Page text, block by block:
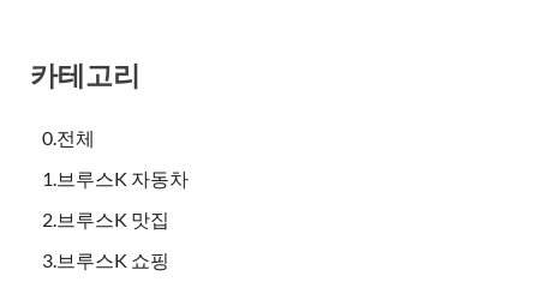
카테고리
0.전체
1.브루스K 자동차
2.브루스K 맛집
3.브루스K 쇼핑